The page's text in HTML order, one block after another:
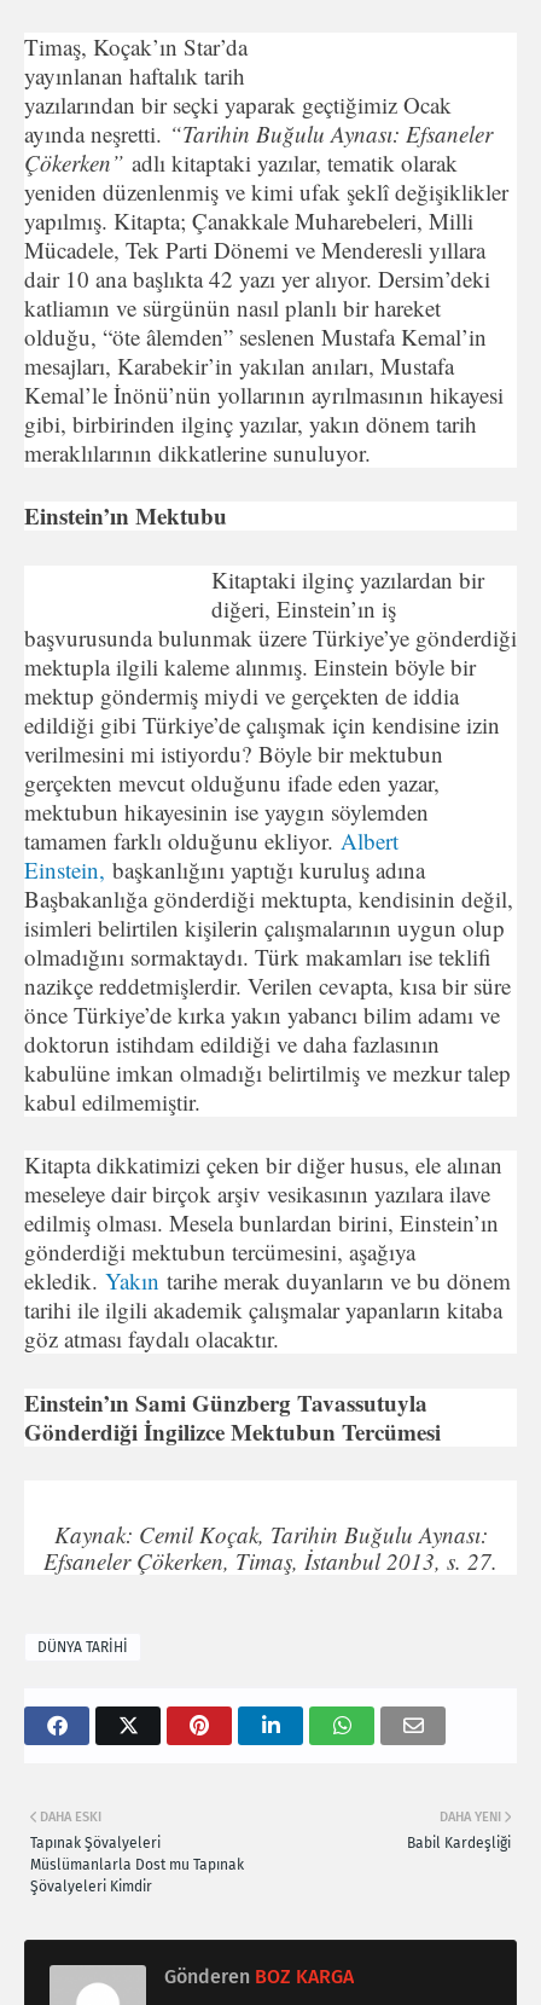
Timaş, Koçak’ın Star’da
yayınlanan haftalık tarih
yazılarından bir seçki yaparak geçtiğimiz Ocak
ayında neşretti. “Tarihin Buğulu Aynası: Efsaneler
Çökerken” adlı kitaptaki yazılar, tematik olarak
yeniden düzenlenmiş ve kimi ufak şeklî değişiklikler
yapılmış. Kitapta; Çanakkale Muharebeleri, Milli
Mücadele, Tek Parti Dönemi ve Menderesli yıllara
dair 10 ana başlıkta 42 yazı yer alıyor. Dersim’deki
katliamın ve sürgünün nasıl planlı bir hareket
olduğu, “öte âlemden” seslenen Mustafa Kemal’in
mesajları, Karabekir’in yakılan anıları, Mustafa
Kemal’le İnönü’nün yollarının ayrılmasının hikayesi
gibi, birbirinden ilginç yazılar, yakın dönem tarih
meraklılarının dikkatlerine sunuluyor.
Einstein’ın Mektubu
Kitaptaki ilginç yazılardan bir
diğeri, Einstein’ın iş
başvurusunda bulunmak üzere Türkiye’ye gönderdiği
mektupla ilgili kaleme alınmış. Einstein böyle bir
mektup göndermiş miydi ve gerçekten de iddia
edildiği gibi Türkiye’de çalışmak için kendisine izin
verilmesini mi istiyordu? Böyle bir mektubun
gerçekten mevcut olduğunu ifade eden yazar,
mektubun hikayesinin ise yaygın söylemden
tamamen farklı olduğunu ekliyor. Albert
Einstein, başkanlığını yaptığı kuruluş adına
Başbakanlığa gönderdiği mektupta, kendisinin değil,
isimleri belirtilen kişilerin çalışmalarının uygun olup
olmadığını sormaktaydı. Türk makamları ise teklifi
nazikçe reddetmişlerdir. Verilen cevapta, kısa bir süre
önce Türkiye’de kırka yakın yabancı bilim adamı ve
doktorun istihdam edildiği ve daha fazlasının
kabulüne imkan olmadığı belirtilmiş ve mezkur talep
kabul edilmemiştir.
Kitapta dikkatimizi çeken bir diğer husus, ele alınan
meseleye dair birçok arşiv vesikasının yazılara ilave
edilmiş olması. Mesela bunlardan birini, Einstein’ın
gönderdiği mektubun tercümesini, aşağıya
ekledik. Yakın tarihe merak duyanların ve bu dönem
tarihi ile ilgili akademik çalışmalar yapanların kitaba
göz atması faydalı olacaktır.
Einstein’ın Sami Günzberg Tavassutuyla
Gönderdiği İngilizce Mektubun Tercümesi
Kaynak: Cemil Koçak, Tarihin Buğulu Aynası:
Efsaneler Çökerken, Timaş, İstanbul 2013, s. 27.
DÜNYA TARİHİ
DAHA YENI
Babil Kardeşliği
DAHA ESKI
Tapınak Şövalyeleri
Müslümanlarla Dost mu Tapınak
Şövalyeleri Kimdir
Gönderen BOZ KARGA